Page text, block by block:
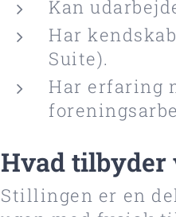
Kan
Har
Suite).
Har erfaring
Hvad tilbyder
Stillingen er en